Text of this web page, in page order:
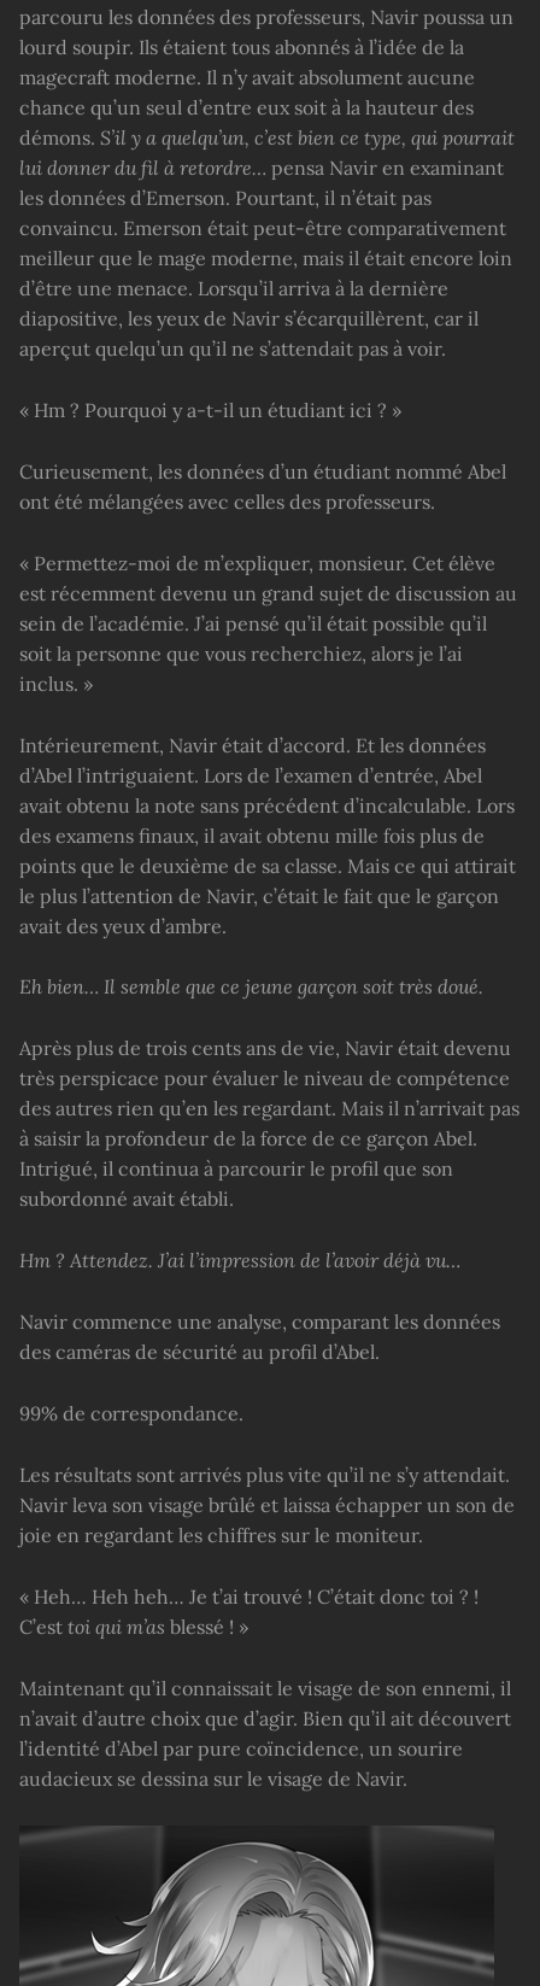
parcouru les données des professeurs, Navir poussa un
lourd soupir. Ils étaient tous abonnés à l’idée de la
magecraft moderne. Il n’y avait absolument aucune
chance qu’un seul d’entre eux soit à la hauteur des
démons. S’il y a quelqu’un, c’est bien ce type, qui pourrait
lui donner du fil à retordre… pensa Navir en examinant
les données d’Emerson. Pourtant, il n’était pas
convaincu. Emerson était peut-être comparativement
meilleur que le mage moderne, mais il était encore loin
d’être une menace. Lorsqu’il arriva à la dernière
diapositive, les yeux de Navir s’écarquillèrent, car il
aperçut quelqu’un qu’il ne s’attendait pas à voir.
« Hm ? Pourquoi y a-t-il un étudiant ici ? »
Curieusement, les données d’un étudiant nommé Abel
ont été mélangées avec celles des professeurs.
« Permettez-moi de m’expliquer, monsieur. Cet élève
est récemment devenu un grand sujet de discussion au
sein de l’académie. J’ai pensé qu’il était possible qu’il
soit la personne que vous recherchiez, alors je l’ai
inclus. »
Intérieurement, Navir était d’accord. Et les données
d’Abel l’intriguaient. Lors de l’examen d’entrée, Abel
avait obtenu la note sans précédent d’incalculable. Lors
des examens finaux, il avait obtenu mille fois plus de
points que le deuxième de sa classe. Mais ce qui attirait
le plus l’attention de Navir, c’était le fait que le garçon
avait des yeux d’ambre.
Eh bien… Il semble que ce jeune garçon soit très doué.
Après plus de trois cents ans de vie, Navir était devenu
très perspicace pour évaluer le niveau de compétence
des autres rien qu’en les regardant. Mais il n’arrivait pas
à saisir la profondeur de la force de ce garçon Abel.
Intrigué, il continua à parcourir le profil que son
subordonné avait établi.
Hm ? Attendez. J’ai l’impression de l’avoir déjà vu…
Navir commence une analyse, comparant les données
des caméras de sécurité au profil d’Abel.
99% de correspondance.
Les résultats sont arrivés plus vite qu’il ne s’y attendait.
Navir leva son visage brûlé et laissa échapper un son de
joie en regardant les chiffres sur le moniteur.
« Heh… Heh heh… Je t’ai trouvé ! C’était donc toi ? !
C’est toi qui m’as blessé ! »
Maintenant qu’il connaissait le visage de son ennemi, il
n’avait d’autre choix que d’agir. Bien qu’il ait découvert
l’identité d’Abel par pure coïncidence, un sourire
audacieux se dessina sur le visage de Navir.